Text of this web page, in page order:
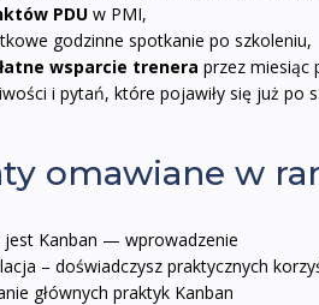
PDU w PMI,
godzinne spotkanie po szkoleniu,
wsparcie trenera przez miesiąc
i pytań, które pojawiły się już po
omawiane w
jest Kanban — wprowadzenie
– doświadczysz praktycznych
głównych praktyk Kanban